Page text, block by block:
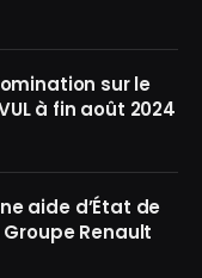
sur le
à fin août 2024
aide d’État de
Groupe Renault